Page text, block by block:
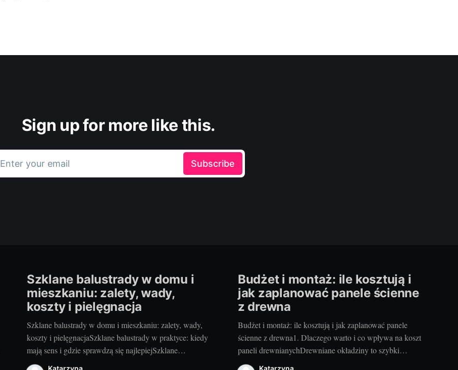
Sign up for more like this.
Enter your email Subscribe
Szklane balustrady w domu i
mieszkaniu: zalety, wady,
koszty i pielęgnacja
Szklane balustrady w domu i mieszkaniu: zalety, wady,
koszty i pielęgnacjaSzklane balustrady w praktyce: kiedy
mają sens i gdzie sprawdzą się najlepiejSzklane
balustrady to sposób na więcej światła, lekkości i
Budżet i montaż: ile kosztują i
jak zaplanować panele ścienne
z drewna
Budżet i montaż: ile kosztują i jak zaplanować panele
ścienne z drewna1. Dlaczego warto i co wpływa na koszt
paneli drewnianychDrewniane okładziny to szybki
sposób na ocieplenie wnętrza, poprawę akustyki i